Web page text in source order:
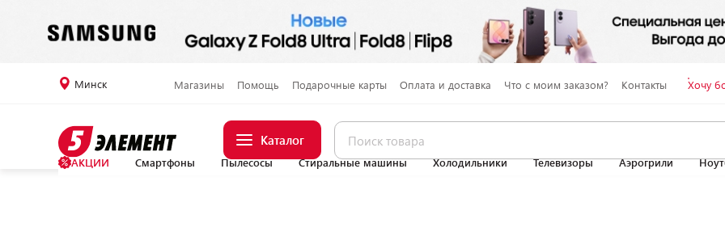
Минск Магазины Помощь Подарочные карты Оплата и доставка Что с моим заказом? Контакты Хочу
Каталог
АКЦИИ Смартфоны Пылесосы Стиральные машины Холодильники Телевизоры Аэрогрили